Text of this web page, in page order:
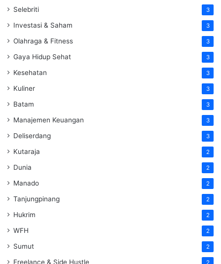
Selebriti 3
Investasi & Saham 3
Olahraga & Fitness 3
Gaya Hidup Sehat 3
Kesehatan 3
Kuliner 3
Batam 3
Manajemen Keuangan 3
Deliserdang 3
Kutaraja 2
Dunia 2
Manado 2
Tanjungpinang 2
Hukrim 2
WFH 2
Sumut 2
Freelance & Side Hustle 2